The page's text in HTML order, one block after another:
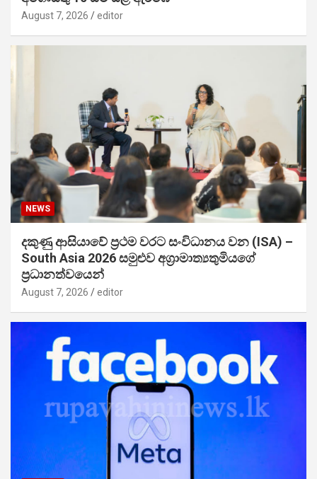
August 7, 2026 editor
NEWS
දකුණු ආසියාවේ ප්‍රථම වරට සංවිධානය වන (ISA) –
South Asia 2026 සමුළුව අග්‍රාමාත්‍යතුමියගේ
ප්‍රධානත්වයෙන්
August 7, 2026 editor